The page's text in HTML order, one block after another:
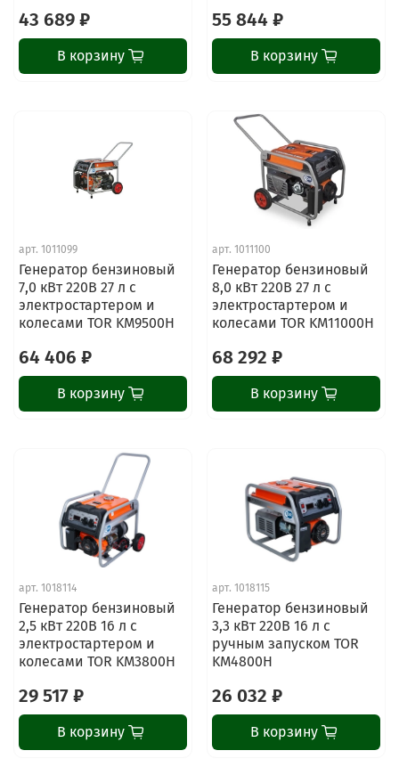
43 689 ₽
В корзину
55 844 ₽
В корзину
арт. 1011099
Генератор бензиновый
7,0 кВт 220В 27 л с
электростартером и
колесами TOR KM9500H
64 406 ₽
В корзину
арт. 1011100
Генератор бензиновый
8,0 кВт 220В 27 л с
электростартером и
колесами TOR KM11000H
68 292 ₽
В корзину
арт. 1018114
Генератор бензиновый
2,5 кВт 220В 16 л с
электростартером и
колесами TOR KM3800H
29 517 ₽
В корзину
арт. 1018115
Генератор бензиновый
3,3 кВт 220В 16 л с
ручным запуском TOR
KM4800H
26 032 ₽
В корзину